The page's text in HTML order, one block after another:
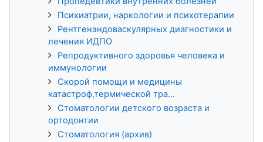
Психиатрии, наркологии и психотерапии
Рентгенэндоваскулярных диагностики и
лечения ИДПО
Репродуктивного здоровья человека и
иммунологии
Скорой помощи и медицины
катастроф,термической тра...
Стоматологии детского возраста и
ортодонтии
Стоматология (архив)